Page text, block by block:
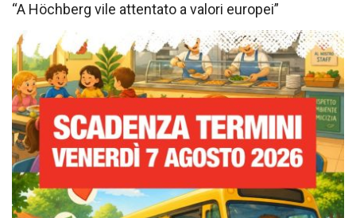
“A Höchberg vile attentato a valori europei”